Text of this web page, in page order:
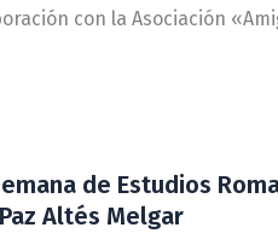
con la Asociación
de Estudios
Altés Melgar